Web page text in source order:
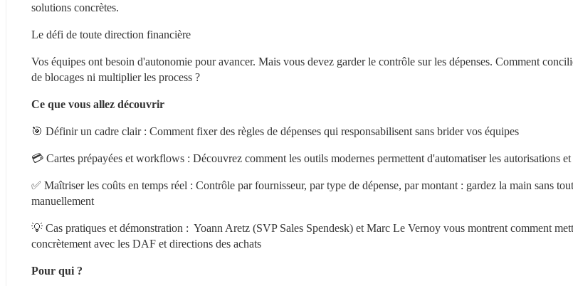
solutions concrètes.
Le défi de toute direction financière
Vos équipes ont besoin d'autonomie pour avancer. Mais vous devez garder le contrôle sur les dépenses. Comment
de blocages ni multiplier les process ?
Ce que vous allez découvrir
🎯 Définir un cadre clair : Comment fixer des règles de dépenses qui responsabilisent sans brider vos équipes
💳 Cartes prépayées et workflows : Découvrez comment les outils modernes permettent d'automatiser les autorisations
✅ Maîtriser les coûts en temps réel : Contrôle par fournisseur, par type de dépense, par montant : gardez la main sans
manuellement
💡 Cas pratiques et démonstration :  Yoann Aretz (SVP Sales Spendesk) et Marc Le Vernoy vous montrent comment
concrètement avec les DAF et directions des achats
Pour qui ?